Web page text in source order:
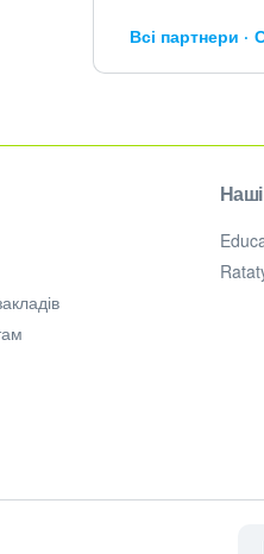
Всі партнери